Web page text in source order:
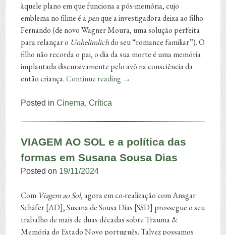
àquele plano em que funciona a pós-memória, cujo
emblema no filme é apenque a investigadora deixa ao filho
Fernando (de novo Wagner Moura, uma solução perfeita
para relançar o Unhelimlichdo seu “romance familiar”). O
filho não recorda o pai, o dia da sua morte é uma memória
implantada discursivamente pelo avô na consciência da
então criança.Continue reading →
Posted inCinema,Crítica
VIAGEM AO SOL e a política das
formas em Susana Sousa Dias
Posted on 19/11/2024
Com Viagem ao Sol, agora em co-realização com Ansgar
Schäfer [AD], Susana de Sousa Dias [SSD] prossegue o seu
trabalho de mais de duas décadas sobre Trauma &
Memória do Estado Novo português. Talvez possamos